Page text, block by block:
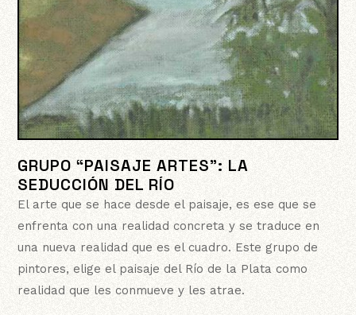
GRUPO “PAISAJE ARTES”: LA
SEDUCCIÓN DEL RÍO
El arte que se hace desde el paisaje, es ese que se
enfrenta con una realidad concreta y se traduce en
una nueva realidad que es el cuadro. Este grupo de
pintores, elige el paisaje del Río de la Plata como
realidad que les conmueve y les atrae.